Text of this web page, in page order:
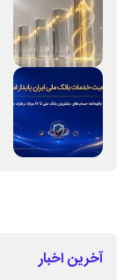
آخرین اخبار